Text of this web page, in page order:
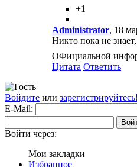
+1
Administrator, 18
Никто пока не
ОФициальной
Цитата Ответить
Войдите или зарегистрируйтесь!
E-Mail:
Войти через:
Мои закладки
Избранное